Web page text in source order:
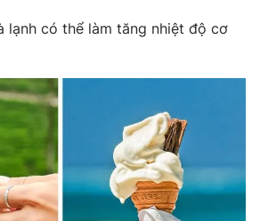
lạnh có thể làm tăng nhiệt độ cơ